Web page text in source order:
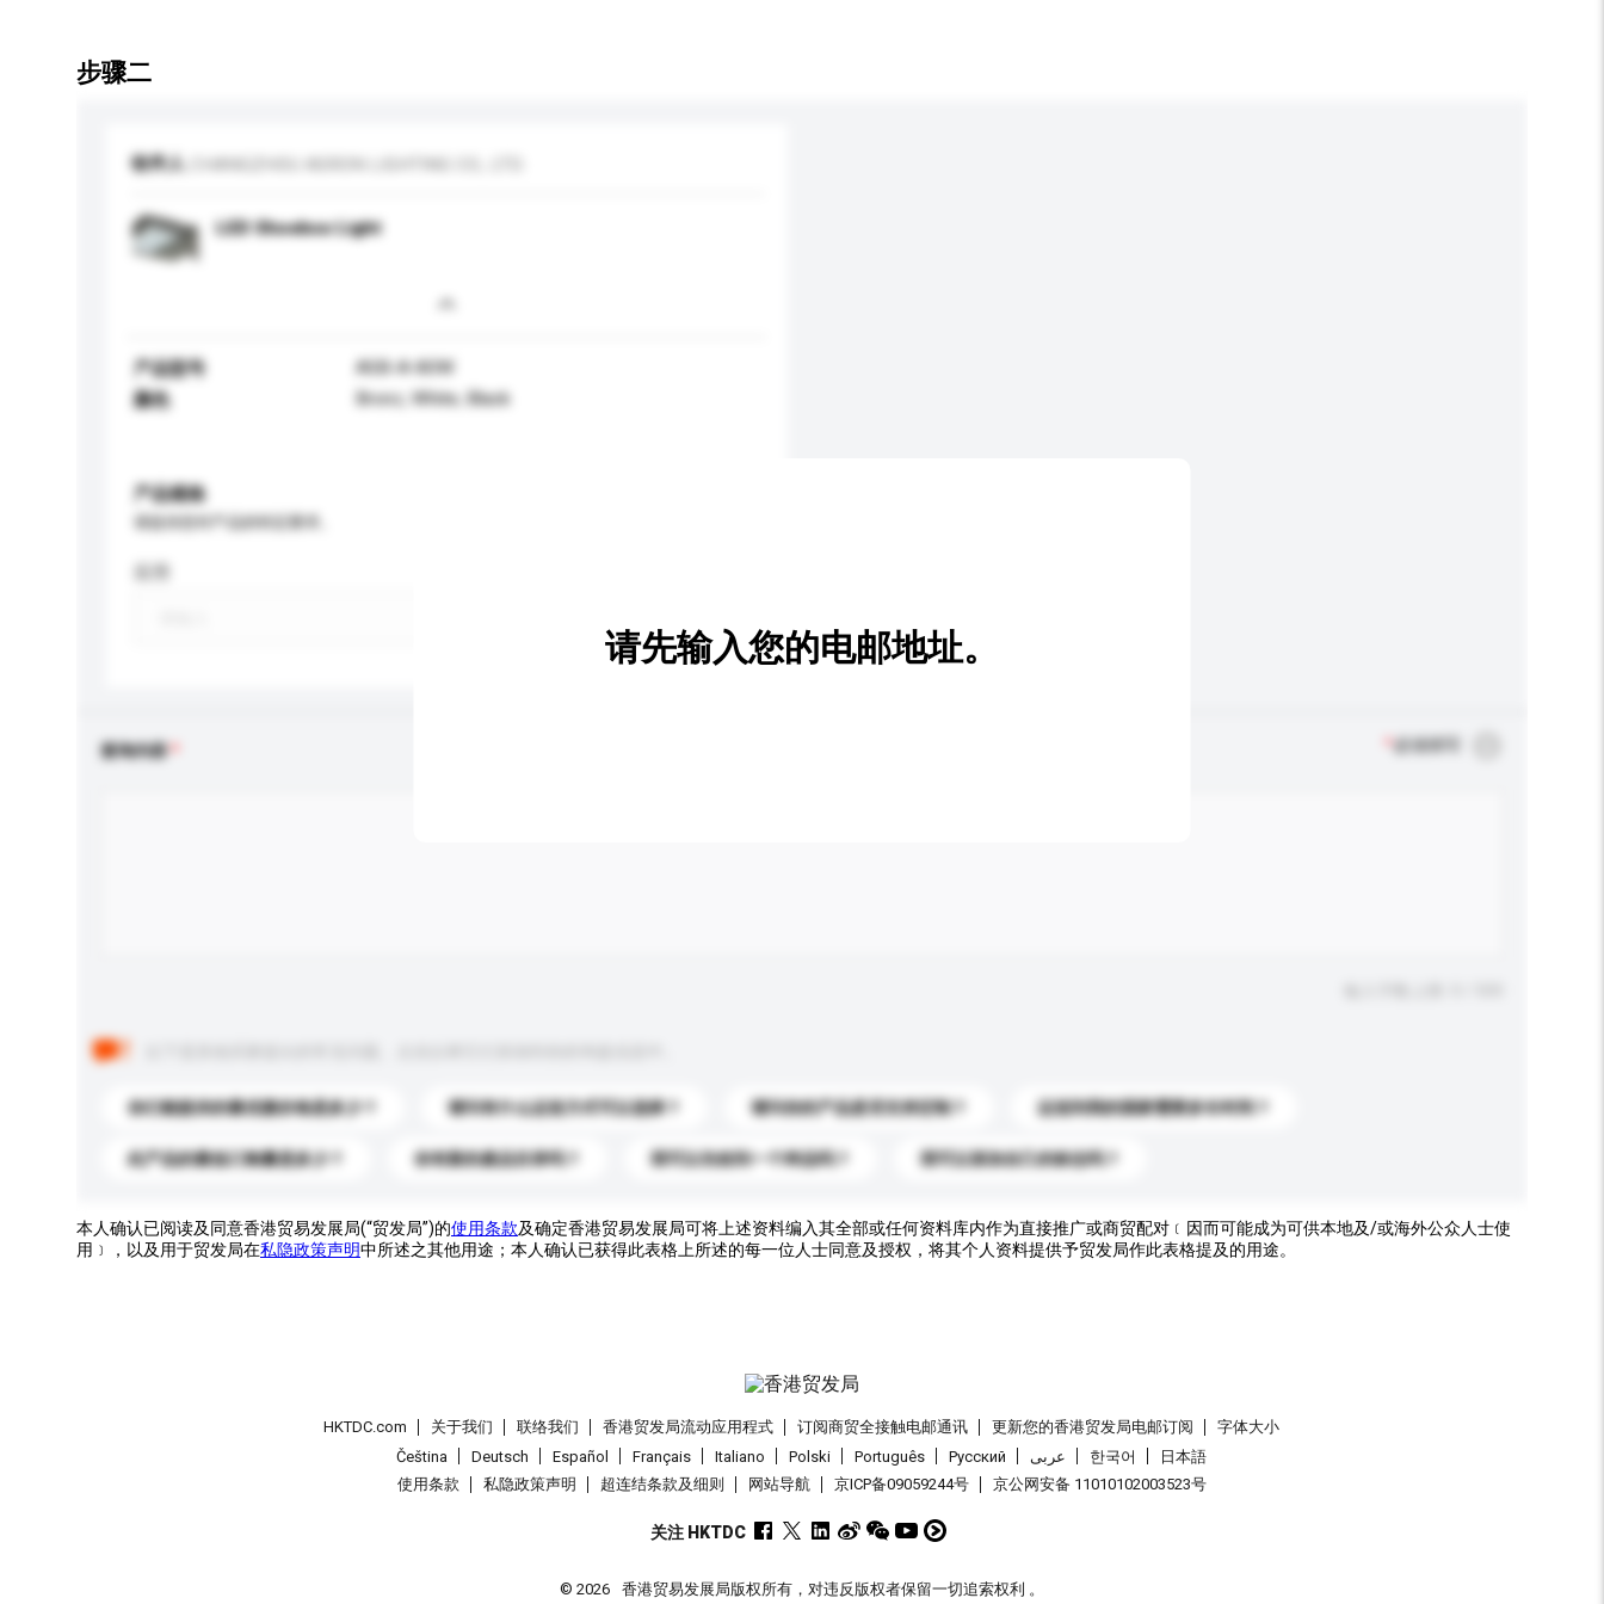
步骤二
收件人
LED Shoebox Light
产品型号
ASB-A-80W
颜色
Bronz, White, Black
产品规格
查询内容 必须填写
你们能提供的最优惠价格是多少？ 请问有什么运送方式可以选择？ 请问你的产品是否支持定制？ 运送到我的国家需要多长时间？
此产品的最低订购量是多少？ 你有新的產品目录吗？ 我可以先收到一个样品吗？ 我可以添加自己的标志吗？
请先输入您的电邮地址。
本人确认已阅读及同意香港贸易发展局(“贸发局”)的使用条款及确定香港贸易发展局可将上述资料编入其全部或任何资料库内作为直接推广或商贸配对﹝因而可能成为可供本地及/或海外公众人士使
用﹞，以及用于贸发局在私隐政策声明中所述之其他用途；本人确认已获得此表格上所述的每一位人士同意及授权，将其个人资料提供予贸发局作此表格提及的用途。
HKTDC.com 关于我们 联络我们 香港贸发局流动应用程式 订阅商贸全接触电邮通讯 更新您的香港贸发局电邮订阅
字体大小
Čeština
Deutsch Español Français Italiano Polski Português Pусский عربى 한국어
日本語
使用条款
私隐政策声明 超连结条款及细则 网站导航 京ICP备09059244号 京公网安备 11010102003523号
关注 HKTDC
© 2026 香港贸易发展局版权所有，对违反版权者保留一切追索权利 。